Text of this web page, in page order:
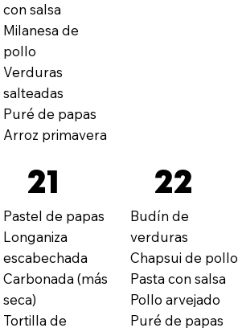
con salsa
Milanesa de
pollo
Verduras
salteadas
Puré de papas
Arroz primavera
21
Pastel de papas
Longaniza
escabechada
Carbonada (más
seca)
Tortilla de
22
Budín de
verduras
Chapsui de pollo
Pasta con salsa
Pollo arvejado
Puré de papas